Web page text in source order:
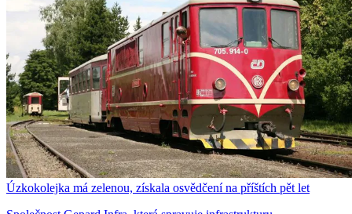
Úzkokolejka má zelenou, získala osvědčení na příštích pět let